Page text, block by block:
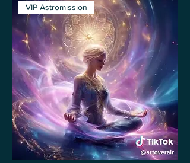
VIP Astromission